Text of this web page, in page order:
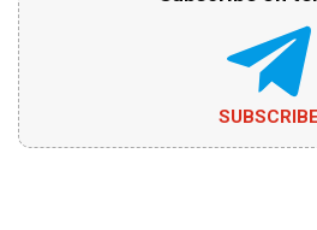
SUBSCRIBE